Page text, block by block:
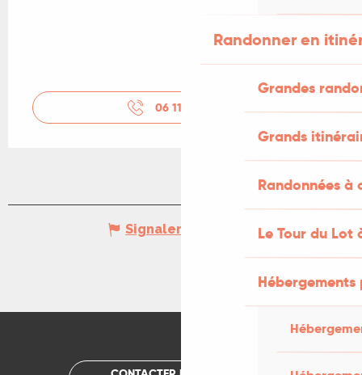
Randonner en
Grandes
Grands
Randonnées
Le Tour du Lot
06 11 82 02
Signaler une erreur